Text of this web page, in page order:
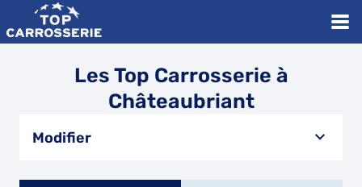
Les Top Carrosserie à
Châteaubriant
Modifier